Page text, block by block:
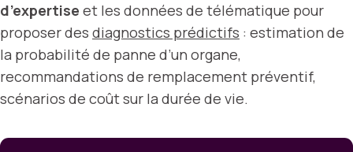
d’expertise et les données de télématique pour
proposer des diagnostics prédictifs : estimation de
la probabilité de panne d’un organe,
recommandations de remplacement préventif,
scénarios de coût sur la durée de vie.